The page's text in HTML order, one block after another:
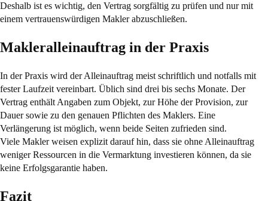
Deshalb ist es wichtig, den Vertrag sorgfältig zu prüfen und nur mit
einem vertrauenswürdigen Makler abzuschließen.
Makleralleinauftrag in der Praxis
In der Praxis wird der Alleinauftrag meist schriftlich und notfalls mit
fester Laufzeit vereinbart. Üblich sind drei bis sechs Monate. Der
Vertrag enthält Angaben zum Objekt, zur Höhe der Provision, zur
Dauer sowie zu den genauen Pflichten des Maklers. Eine
Verlängerung ist möglich, wenn beide Seiten zufrieden sind.
Viele Makler weisen explizit darauf hin, dass sie ohne Alleinauftrag
weniger Ressourcen in die Vermarktung investieren können, da sie
keine Erfolgsgarantie haben.
Fazit